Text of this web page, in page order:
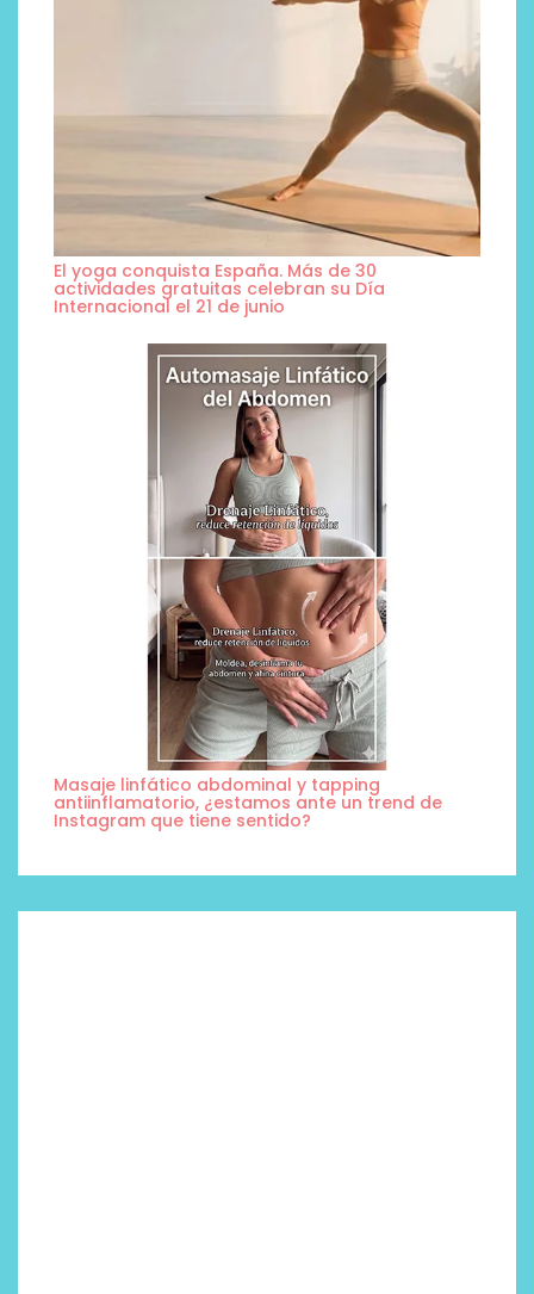
El yoga conquista España. Más de 30
actividades gratuitas celebran su Día
Internacional el 21 de junio
Masaje linfático abdominal y tapping
antiinflamatorio, ¿estamos ante un trend de
Instagram que tiene sentido?